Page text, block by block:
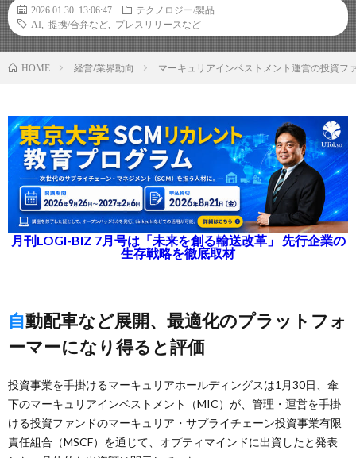
2026.01.30 13:06:47
テクノロジー/製品
AI
提携/合弁など プレスリリースなど
HOME 経営/業界動向 マーキュリアインベストメント運営の投資フ
月刊LOGI-BIZ 7月号は「未来を創る輸送改革」 先行企業の
生存戦略を徹底取材
自動配車など展開、最適化のプラットフォ
ーマーになり得ると評価
投資事業を手掛けるマーキュリアホールディングスは1月30日、傘
下のマーキュリアインベストメント（MIC）が、管理・運営を手掛
ける投資ファンドのマーキュリア・サプライチェーン投資事業有限
責任組合（MSCF）を通じて、オプティマインドに出資したと発表